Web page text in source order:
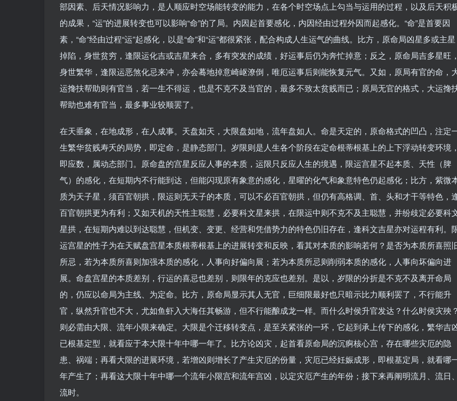
部因素、后天情况影响力，是人顺应时空场能转变的能力，在各个时空场点上勾当与运用的过程，以及后天积
的成果，“运”的进展转变也可以影响“命”的了局。内因起首要感化，内因经由过程外因而起感化。“命”是首要因
素，“命”经由过程“运”起感化，以是“命”和“运”都很紧张，配合构成人生运气的曲线。比方，原命局凶星多或主星
掉陷，身世贫穷，逢限运化吉或吉星来合，多有突发的成绩，好运事后仍为奔忙掉意；反之，原命局吉多星旺，
身世繁华，逢限运恶煞化忌来冲，亦会蓦地掉意崎岖潦倒，唯厄运事后则能恢复元气。又如，原局有官的命，
运搀扶帮助则有官当，若一生不得运，也是不克不及当官的，最多不致太贫贱而已；原局无官的格式，大运搀
帮助也难有官当，最多事业较顺罢了。
在天垂象，在地成形，在人成事。天盘如天，大限盘如地，流年盘如人。命是天定的，原命格式的凹凸，注定
生繁华贫贱寿夭的局势，即定命，是静态部门。岁限则是人生各个阶段在定命根蒂根基上的上下浮动转变环境，
即应数，属动态部门。原命盘的宫星反应人事的本质，运限只反应人生的境遇，限运宫星不起本质、天性（脾
气）的感化，在短期内不行能到达，但能闪现原有象意的感化，星曜的化气和象意特色仍起感化；比方，紫微
质为天子星，须百官朝拱，限运则无天子的本质，可以不必百官朝拱，但仍有高格调、首、头和才干等特色，
百官朝拱更为有利；又如天机的天性主聪慧，必要科文星来拱，在限运中则不克不及主聪慧，并纷歧定必要科
星拱，在短期内难以到达聪慧，但机变、变更、经营和凭借势力的特色仍旧存在，逢科文吉星亦对运程有利。
运宫星的性子为在天赋盘宫星本质根蒂根基上的进展转变和反映，看其对本质的影响若何？是否为本质所喜照
所忌，若为本质所喜则加强本质的感化，人事向好偏向展；若为本质所忌则削弱本质的感化，人事向坏偏向进
展。命盘宫星的本质差别，行运的喜忌也差别，则限年的克应也差别。是以，岁限的分折是不克不及离开命局
的，仍应以命局为主线、为定命。比方，原命局显示其人无官，巨细限最好也只暗示比力顺利罢了，不行能升
官，纵然升官也不大，尤如鱼虾入大海任其畅游，但不行能酿成龙一样。而什么时侯升官发达？什么时侯灾殃？
则必需由大限、流年小限来确定。大限是个迁移转变点，是至关紧张的一环，它起到承上传下的感化，繁华吉
已根基定型，就看应于本大限十年中哪一年了。比方论凶灾，起首看原命局的沉痾核心宫，存在哪些灾厄的隐
患、祸端；再看大限的进展环境，若增凶则增长了产生灾厄的份量，灾厄已经妊娠成形，即根基定局，就看哪
年产生了；再看这大限十年中哪一个流年小限宫和流年宫凶，以定灾厄产生的年份；接下来再阐明流月、流日、
流时。